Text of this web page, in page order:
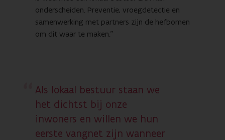
onderscheiden. Preventie, vroegdetectie en
samenwerking met partners zijn de hefbomen
om dit waar te maken."
Als lokaal bestuur staan we
het dichtst bij onze
inwoners en willen we hun
eerste vangnet zijn wanneer